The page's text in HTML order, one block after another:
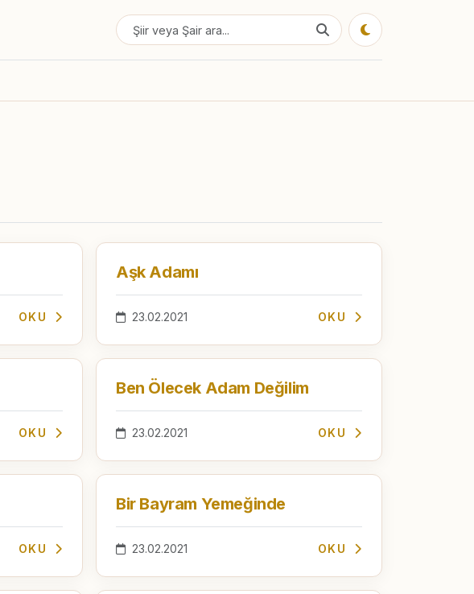
OKU
Aşk Adamı
23.02.2021 OKU
OKU
Ben Ölecek Adam Değilim
23.02.2021 OKU
OKU
Bir Bayram Yemeğinde
23.02.2021 OKU